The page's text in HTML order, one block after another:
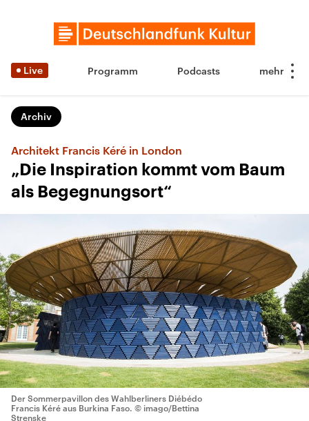
Live Programm Podcasts
Archiv
Architekt Francis Kéré in London
„Die Inspiration kommt vom Baum
als Begegnungsort“
Der Sommerpavillon des Wahlberliners Diébédo
Francis Kéré aus Burkina Faso. © imago/Bettina
Strenske